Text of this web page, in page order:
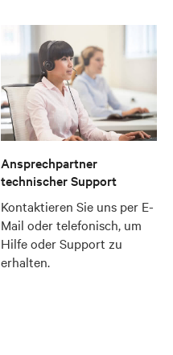
Ansprechpartner
technischer Support
Kontaktieren Sie uns per E-
Mail oder telefonisch, um
Hilfe oder Support zu
erhalten.